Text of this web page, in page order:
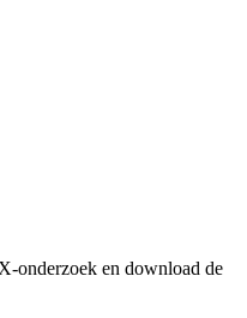
onderzoek en download de